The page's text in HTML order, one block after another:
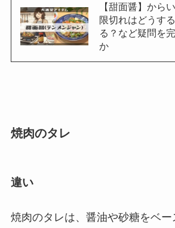
【甜面醤】から
限切れはどうす
る？など疑問を
か
焼肉のタレ
違い
焼肉のタレは、醤油や砂糖をベー